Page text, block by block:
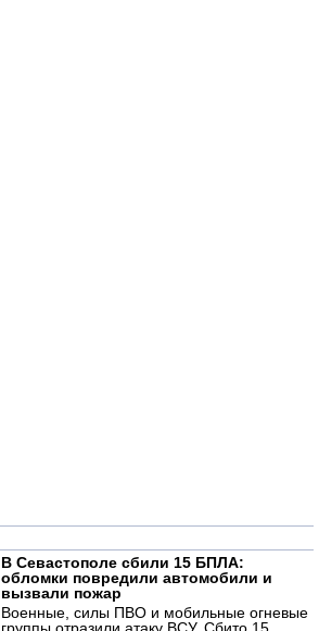
В Севастополе сбили 15 БПЛА:
обломки повредили автомобили и
вызвали пожар
Военные, силы ПВО и мобильные огневые
группы отразили атаку ВСУ. Сбито 15